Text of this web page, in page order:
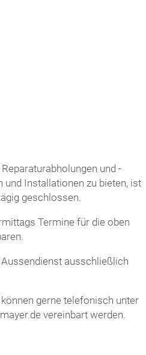
und -
und Installationen zu bieten, ist
geschlossen.
Termine für die oben
ausschließlich
gerne telefonisch unter
vereinbart werden.